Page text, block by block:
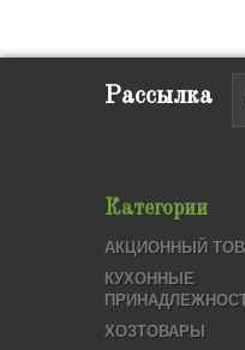
Рассылка
Категории
АКЦИОННЫЙ
КУХОННЫЕ
ХОЗТОВАРЫ